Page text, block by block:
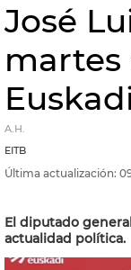
José
martes
A.H.
EITB
Última actualización:
El diputado
actualidad política.